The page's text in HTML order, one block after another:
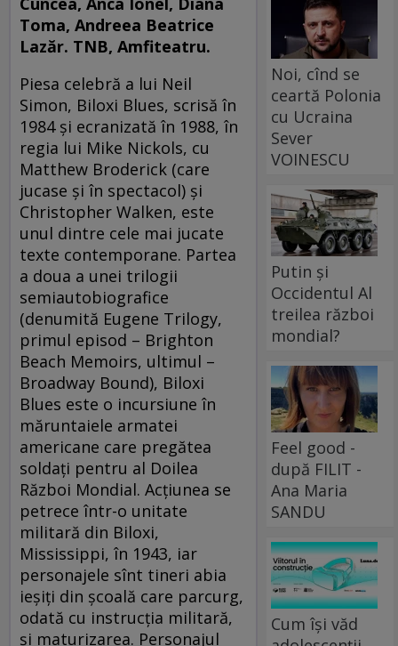
Toma, Andreea Beatrice
Lazăr. TNB, Amfiteatru.
Piesa celebră a lui Neil
Simon, Biloxi Blues, scrisă în
1984 şi ecranizată în 1988, în
regia lui Mike Nickols, cu
Matthew Broderick (care
jucase şi în spectacol) şi
Christopher Walken, este
unul dintre cele mai jucate
texte contemporane. Partea
a doua a unei trilogii
semiautobiografice
(denumită Eugene Trilogy,
primul episod – Brighton
Beach Memoirs, ultimul –
Broadway Bound), Biloxi
Blues este o incursiune în
măruntaiele armatei
americane care pregătea
soldaţi pentru al Doilea
Război Mondial. Acţiunea se
petrece într-o unitate
militară din Biloxi,
Mississippi, în 1943, iar
personajele sînt tineri abia
ieşiţi din şcoală care parcurg,
odată cu instrucţia militară,
şi maturizarea. Personajul
Noi, cînd se
ceartă Polonia
cu Ucraina
Sever
VOINESCU
Putin și
Occidentul Al
treilea război
mondial?
Feel good -
după FILIT -
Ana Maria
SANDU
Cum își văd